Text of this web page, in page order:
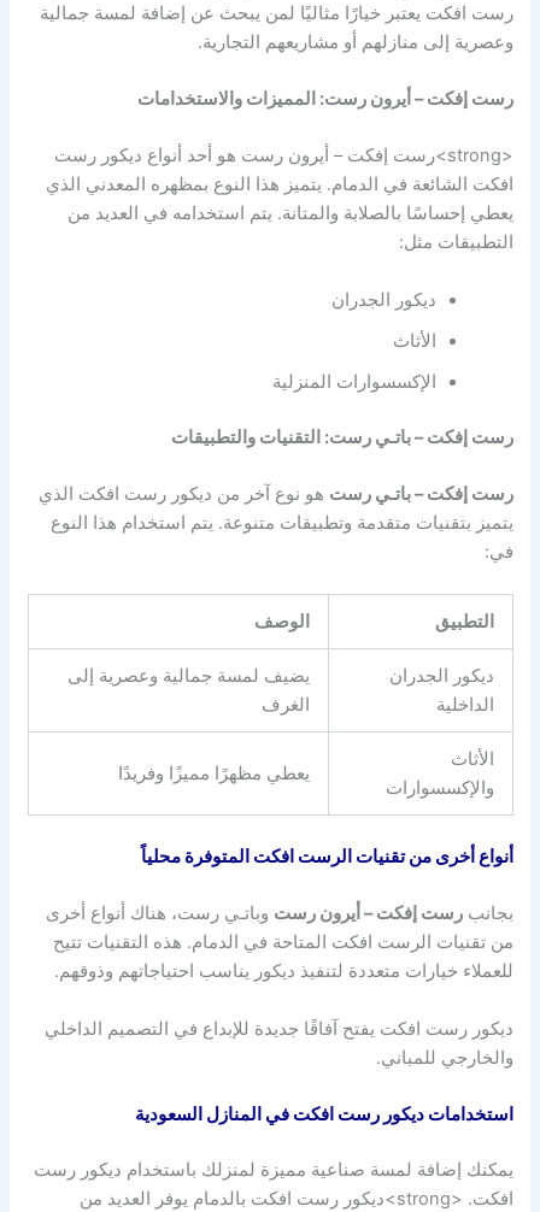
رست افكت يعتبر خيارًا مثاليًا لمن يبحث عن إضافة لمسة جمالية
وعصرية إلى منازلهم أو مشاريعهم التجارية.
رست إفكت – أيرون رست: المميزات والاستخدامات
<strong>رست إفكت – أيرون رست هو أحد أنواع ديكور رست
افكت الشائعة في الدمام. يتميز هذا النوع بمظهره المعدني الذي
يعطي إحساسًا بالصلابة والمتانة. يتم استخدامه في العديد من
التطبيقات مثل:
ديكور الجدران
الأثاث
الإكسسوارات المنزلية
رست إفكت – باتـي رست: التقنيات والتطبيقات
رست إفكت – باتـي رست هو نوع آخر من ديكور رست افكت الذي
يتميز بتقنيات متقدمة وتطبيقات متنوعة. يتم استخدام هذا النوع
في:
التطبيق الوصف
ديكور الجدران
الداخلية
يضيف لمسة جمالية وعصرية إلى
الغرف
الأثاث
والإكسسوارات
يعطي مظهرًا مميزًا وفريدًا
أنواع أخرى من تقنيات الرست افكت المتوفرة محلياً
بجانبرست إفكت – أيرون رست وباتـي رست، هناك أنواع أخرى
من تقنيات الرست افكت المتاحة في الدمام. هذه التقنيات تتيح
للعملاء خيارات متعددة لتنفيذ ديكور يناسب احتياجاتهم وذوقهم.
ديكور رست افكت يفتح آفاقًا جديدة للإبداع في التصميم الداخلي
والخارجي للمباني.
استخدامات ديكور رست افكت في المنازل السعودية
يمكنك إضافة لمسة صناعية مميزة لمنزلك باستخدام ديكور رست
افكت. <strong>ديكور رست افكت بالدمام يوفر العديد من